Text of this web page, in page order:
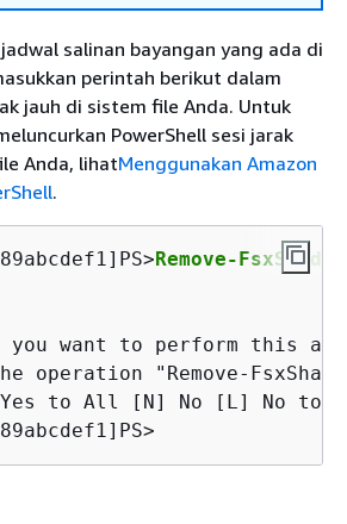
salinan bayangan yang ada di
perintah berikut dalam
jauh di sistem file Anda. Untuk
PowerShell sesi jarak
Anda, lihatMenggunakan Amazon
.
Remove-
you want to perform this
operation "Remove-
Yes to All [N] No [L] No